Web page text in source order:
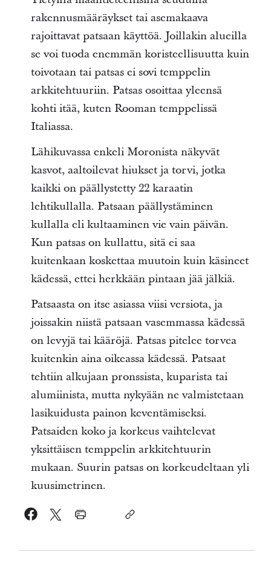
rakennusmääräykset tai asemakaava
rajoittavat patsaan käyttöä. Joillakin alueilla
se voi tuoda enemmän koristeellisuutta kuin
toivotaan tai patsas ei sovi temppelin
arkkitehtuuriin. Patsas osoittaa yleensä
kohti itää, kuten Rooman temppelissä
Italiassa.
Lähikuvassa enkeli Moronista näkyvät
kasvot, aaltoilevat hiukset ja torvi, jotka
kaikki on päällystetty 22 karaatin
lehtikullalla. Patsaan päällystäminen
kullalla eli kultaaminen vie vain päivän.
Kun patsas on kullattu, sitä ei saa
kuitenkaan koskettaa muutoin kuin käsineet
kädessä, ettei herkkään pintaan jää jälkiä.
Patsaasta on itse asiassa viisi versiota, ja
joissakin niistä patsaan vasemmassa kädessä
on levyjä tai kääröjä. Patsas pitelee torvea
kuitenkin aina oikeassa kädessä. Patsaat
tehtiin alkujaan pronssista, kuparista tai
alumiinista, mutta nykyään ne valmistetaan
lasikuidusta painon keventämiseksi.
Patsaiden koko ja korkeus vaihtelevat
yksittäisen temppelin arkkitehtuurin
mukaan. Suurin patsas on korkeudeltaan yli
kuusimetrinen.